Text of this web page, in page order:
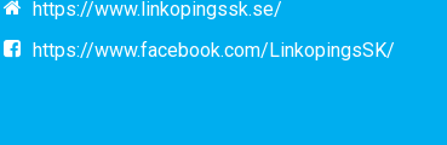
https://www.linkopingssk.se/
https://www.facebook.com/LinkopingsSK/